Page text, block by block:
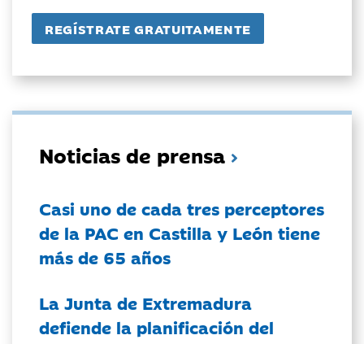
Noticias de prensa
Casi uno de cada tres perceptores
de la PAC en Castilla y León tiene
más de 65 años
La Junta de Extremadura
defiende la planificación del